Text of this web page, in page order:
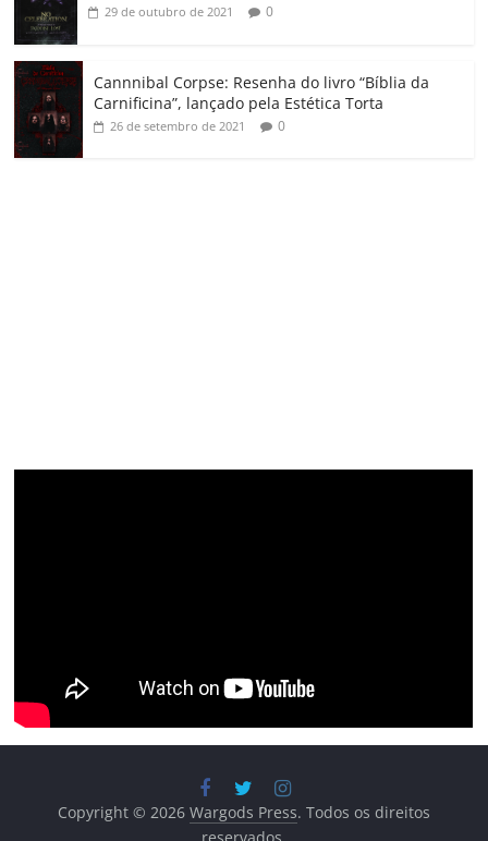
29 de outubro de 2021 0
Cannnibal Corpse: Resenha do livro “Bíblia da
Carnificina”, lançado pela Estética Torta
26 de setembro de 2021 0
Copyright © 2026 Wargods Press. Todos os direitos